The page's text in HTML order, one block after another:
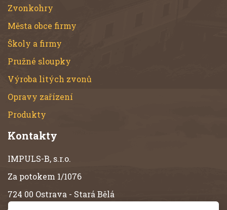
Zvonkohry
Města obce firmy
Školy a firmy
Pružné sloupky
Výroba litých zvonů
Opravy zařízení
Produkty
Kontakty
IMPULS-B, s.r.o.
Za potokem 1/1076
724 00 Ostrava - Stará Bělá